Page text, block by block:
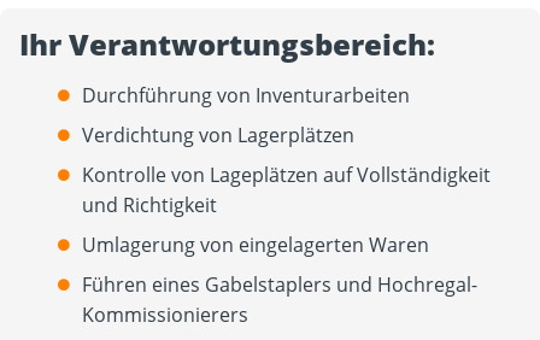
Ihr Verantwortungsbereich:
Durchführung von Inventurarbeiten
Verdichtung von Lagerplätzen
Kontrolle von Lageplätzen auf Vollständigkeit
und Richtigkeit
Umlagerung von eingelagerten Waren
Führen eines Gabelstaplers und Hochregal-
Kommissionierers